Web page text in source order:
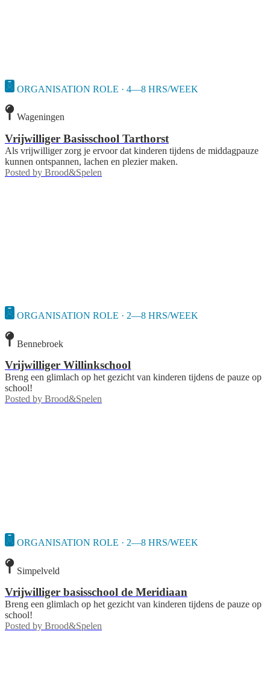
ORGANISATION ROLE · 4—8 HRS/WEEK
Wageningen
Vrijwilliger Basisschool Tarthorst
Als vrijwilliger zorg je ervoor dat kinderen tijdens de middagpauze
kunnen ontspannen, lachen en plezier maken.
Posted by Brood&Spelen
ORGANISATION ROLE · 2—8 HRS/WEEK
Bennebroek
Vrijwilliger Willinkschool
Breng een glimlach op het gezicht van kinderen tijdens de pauze op
school!
Posted by Brood&Spelen
ORGANISATION ROLE · 2—8 HRS/WEEK
Simpelveld
Vrijwilliger basisschool de Meridiaan
Breng een glimlach op het gezicht van kinderen tijdens de pauze op
school!
Posted by Brood&Spelen